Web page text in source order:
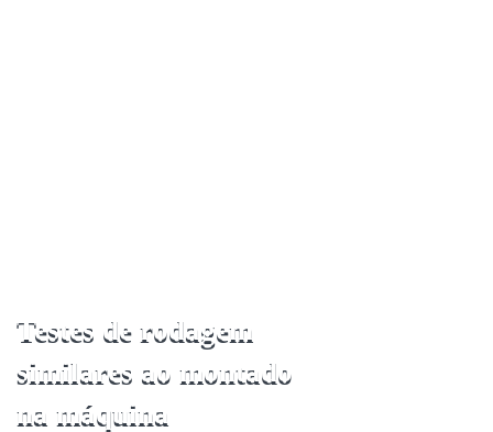
Testes de rodagem
similares ao montado
na máquina